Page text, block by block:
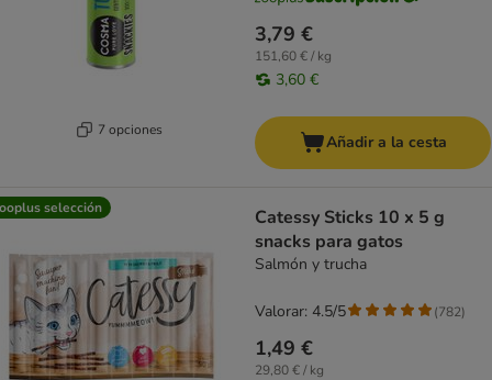
7 opciones
3,79 €
151,60 € / kg
3,60 €
Añadir a la cesta
selección
Catessy Sticks 10 x 5 g
snacks para gatos
Salmón y trucha
1,49 €
29,80 € / kg
Valorar: 4.5/5 (782)